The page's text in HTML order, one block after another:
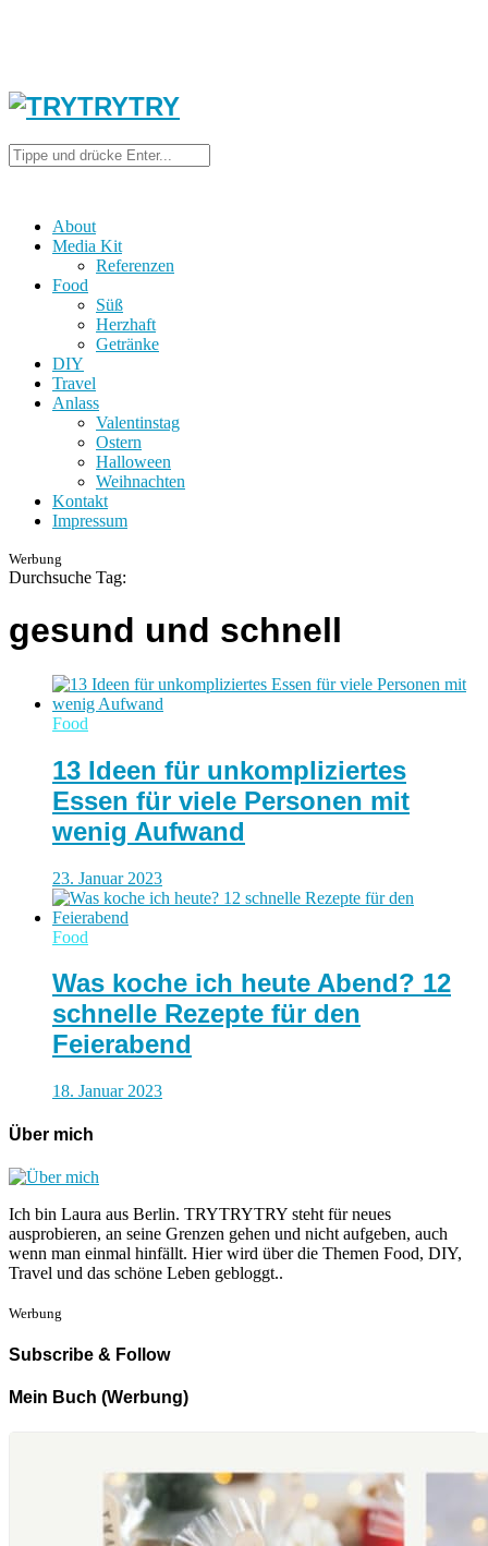
About
Media Kit
Referenzen
Food
Süß
Herzhaft
Getränke
DIY
Travel
Anlass
Valentinstag
Ostern
Halloween
Weihnachten
Kontakt
Impressum
Werbung
Durchsuche Tag:
gesund und schnell
Food
13 Ideen für unkompliziertes
Essen für viele Personen mit
wenig Aufwand
23. Januar 2023
Food
Was koche ich heute Abend? 12
schnelle Rezepte für den
Feierabend
18. Januar 2023
Über mich
Ich bin Laura aus Berlin. TRYTRYTRY steht für neues
ausprobieren, an seine Grenzen gehen und nicht aufgeben, auch
wenn man einmal hinfällt. Hier wird über die Themen Food, DIY,
Travel und das schöne Leben gebloggt..
Werbung
Subscribe & Follow
Mein Buch (Werbung)